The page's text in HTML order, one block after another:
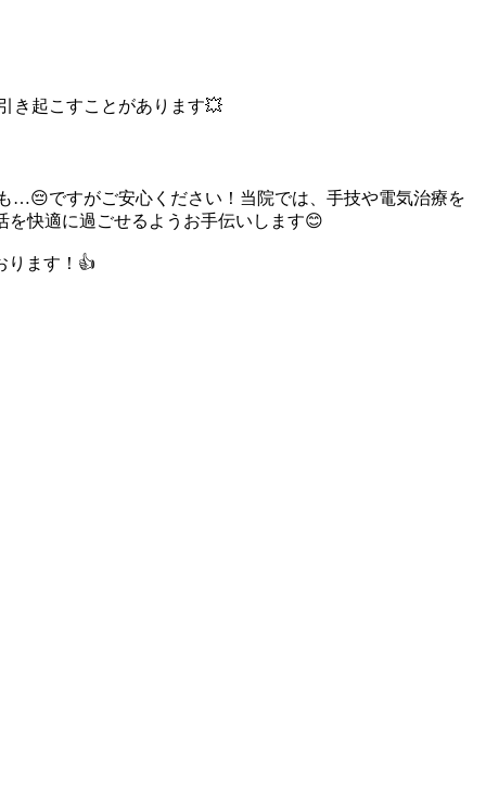
き起こすことがあります💥
…😔ですがご安心ください！当院では、手技や電気治療を
を快適に過ごせるようお手伝いします😊
ります！👍